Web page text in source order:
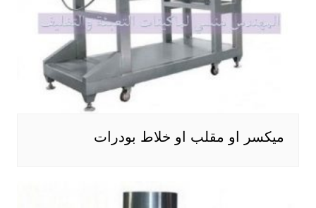
ميكسر او مقلب او خلاط بودرات